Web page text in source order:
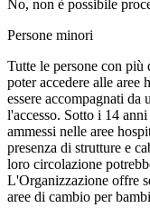
No, non è possibile
Persone minori
Tutte le persone con più
poter accedere alle
essere accompagnati da
l'accesso. Sotto i 14
ammessi nelle aree
presenza di strutture e
loro circolazione
L'Organizzazione offre
aree di cambio per